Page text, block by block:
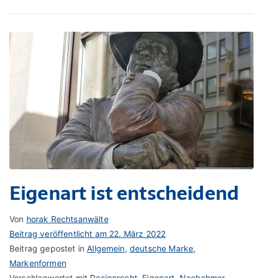
Eigenart ist entscheidend
Von horak Rechtsanwälte
Beitrag veröffentlicht am 22. März 2022
Beitrag gepostet inAllgemein, deutsche Marke,
Markenformen